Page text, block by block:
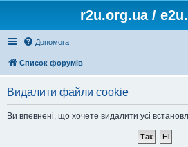
r2u.org.ua /
Допомога
Список форумів
Видалити файли cookie
Ви впевнені, що хочете видалити усі